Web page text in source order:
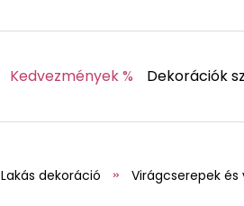
Kedvezmények % Dekorációk
Lakás dekoráció Virágcserepek és